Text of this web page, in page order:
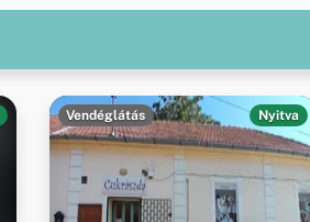
Vendéglátás Nyitva